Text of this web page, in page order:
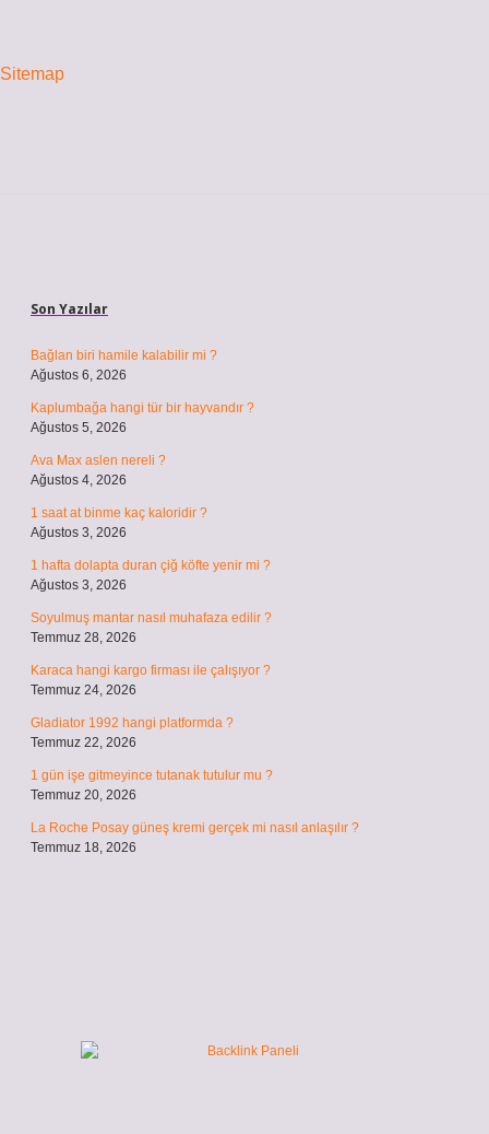
Sitemap
Son Yazılar
Bağlan biri hamile kalabilir mi ?
Ağustos 6, 2026
Kaplumbağa hangi tür bir hayvandır ?
Ağustos 5, 2026
Ava Max aslen nereli ?
Ağustos 4, 2026
1 saat at binme kaç kaloridir ?
Ağustos 3, 2026
1 hafta dolapta duran çiğ köfte yenir mi ?
Ağustos 3, 2026
Soyulmuş mantar nasıl muhafaza edilir ?
Temmuz 28, 2026
Karaca hangi kargo firması ile çalışıyor ?
Temmuz 24, 2026
Gladiator 1992 hangi platformda ?
Temmuz 22, 2026
1 gün işe gitmeyince tutanak tutulur mu ?
Temmuz 20, 2026
La Roche Posay güneş kremi gerçek mi nasıl anlaşılır ?
Temmuz 18, 2026